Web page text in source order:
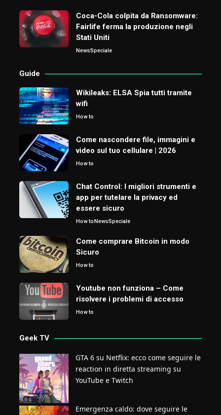
Coca-Cola colpita da Ransomware:
Fairlife ferma la produzione negli
Stati Uniti
NewsSpeciale
Guide
Wikileaks: ELSA Spia tutti tramite
wifi
How to
Come nascondere file, immagini e
video sul tuo cellulare | 2026
How to
Chat Control: I migliori strumenti e
app per tutelare la privacy ed
essere sicuro
How toNewsSpeciale
Come comprare Bitcoin in modo
Sicuro
How to
Youtube non funziona – Come
risolvere i problemi di accesso
How to
Geek TV
GTA 6 su Netflix: ecco come seguire le
reaction in diretta streaming su
YouTube e Twitch
Emergenza caldo: dove seguire le